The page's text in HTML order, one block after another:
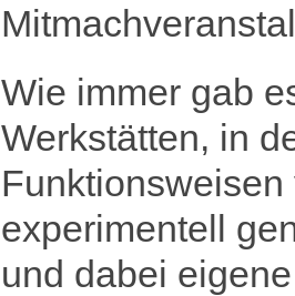
Wie immer gab
Werkstätten, in
experimentell
und dabei